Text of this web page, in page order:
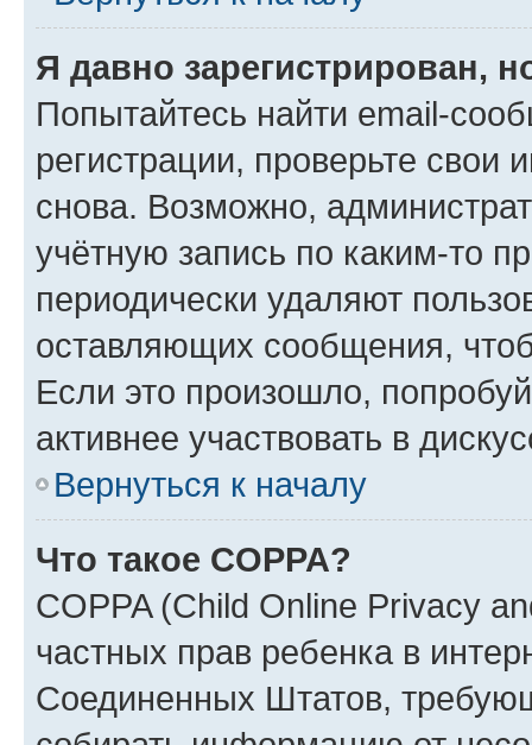
Я давно зарегистрирован,
Попытайтесь найти email-
регистрации, проверьте свои
снова. Возможно,
учётную запись по каким-то
периодически удаляют
оставляющих сообщения,
Если это произошло,
активнее участвовать в
Вернуться к началу
Что такое COPPA?
COPPA (Child Online Privacy
частных прав ребенка в
Соединенных Штатов,